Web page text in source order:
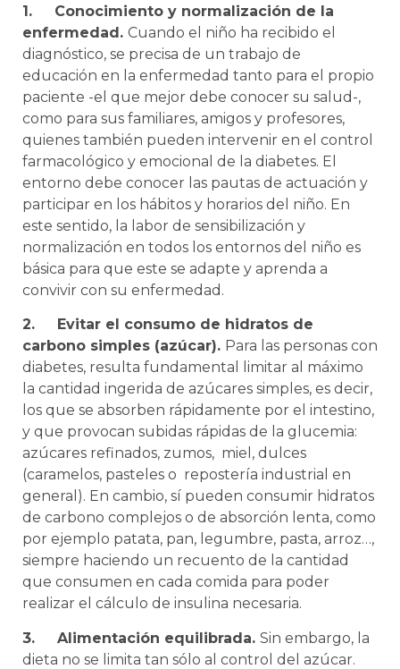
1. Conocimiento y normalización de la
enfermedad. Cuando el niño ha recibido el
diagnóstico, se precisa de un trabajo de
educación en la enfermedad tanto para el propio
paciente -el que mejor debe conocer su salud-,
como para sus familiares, amigos y profesores,
quienes también pueden intervenir en el control
farmacológico y emocional de la diabetes. El
entorno debe conocer las pautas de actuación y
participar en los hábitos y horarios del niño. En
este sentido, la labor de sensibilización y
normalización en todos los entornos del niño es
básica para que este se adapte y aprenda a
convivir con su enfermedad.
2.
Evitar el consumo de hidratos de
carbono simples (azúcar). Para las personas con
diabetes, resulta fundamental limitar al máximo
la cantidad ingerida de azúcares simples, es decir,
los que se absorben rápidamente por el intestino,
y que provocan subidas rápidas de la glucemia:
azúcares refinados, zumos, miel, dulces
(caramelos, pasteles o repostería industrial en
general). En cambio, sí pueden consumir hidratos
de carbono complejos o de absorción lenta, como
por ejemplo patata, pan, legumbre, pasta, arroz…,
siempre haciendo un recuento de la cantidad
que consumen en cada comida para poder
realizar el cálculo de insulina necesaria.
3. Alimentación equilibrada. Sin embargo, la
dieta no se limita tan sólo al control del azúcar.